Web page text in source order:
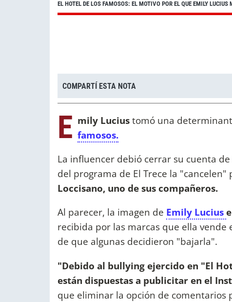
EL HOTEL DE LOS FAMOSOS: EL MOTIVO POR EL QUE EMILY LUCIUS
COMPARTÍ ESTA NOTA
E mily Luciustomó una
famosos.
La influencer debió cerrar su cuenta
del programa de El Trece la "cancelen"
Loccisano, uno de sus compañeros.
Al parecer, la imagen de Emily Lucius
recibida por las marcas que ella vende
de que algunas decidieron "bajarla".
"Debido al bullying ejercido en "El
están dispuestas a publicitar en el
que eliminar la opción de comentarios